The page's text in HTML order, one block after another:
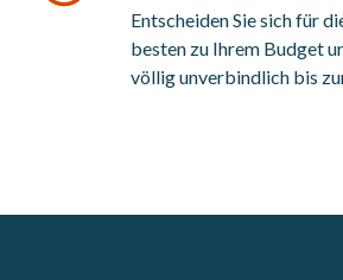
Entscheiden Sie sich für
besten zu Ihrem Budget
völlig unverbindlich bis